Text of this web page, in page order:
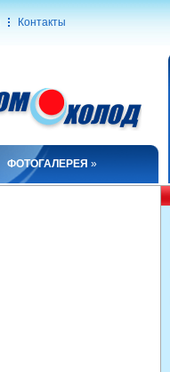
Контакты
ФОТОГАЛЕРЕЯ »